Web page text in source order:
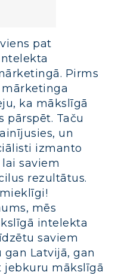
pat
Pirms
ka mākslīgā
pārspēt. Taču
un
izmanto
saviem
rezultātus.
mēs
intelekta
saviem
Latvijā, gan
jebkuru mākslīgā